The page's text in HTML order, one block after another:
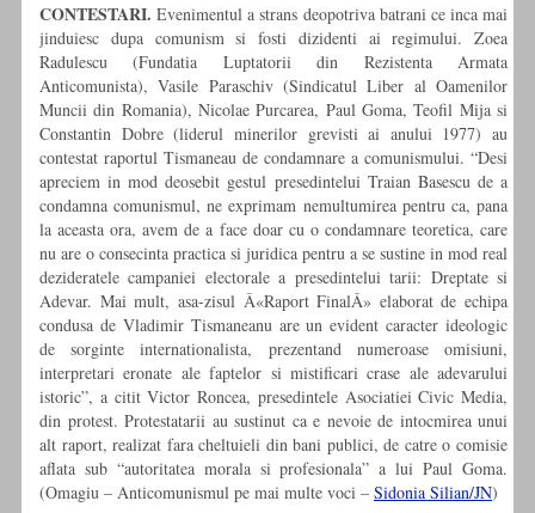
CONTESTARI.Evenimentul a strans deopotriva batrani ce inca mai
jinduiesc dupa comunism si fosti dizidenti ai regimului. Zoea
Radulescu (Fundatia Luptatorii din Rezistenta Armata
Anticomunista), Vasile Paraschiv (Sindicatul Liber al Oamenilor
Muncii din Romania), Nicolae Purcarea, Paul Goma, Teofil Mija si
Constantin Dobre (liderul minerilor grevisti ai anului 1977) au
contestat raportul Tismaneau de condamnare a comunismului. “Desi
apreciem in mod deosebit gestul presedintelui Traian Basescu de a
condamna comunismul, ne exprimam nemultumirea pentru ca, pana
la aceasta ora, avem de a face doar cu o condamnare teoretica, care
nu are o consecinta practica si juridica pentru a se sustine in mod real
dezideratele campaniei electorale a presedintelui tarii: Dreptate si
Adevar. Mai mult, asa-zisul Â«Raport FinalÂ» elaborat de echipa
condusa de Vladimir Tismaneanu are un evident caracter ideologic
de sorginte internationalista, prezentand numeroase omisiuni,
interpretari eronate ale faptelor si mistificari crase ale adevarului
istoric”, a citit Victor Roncea, presedintele Asociatiei Civic Media,
din protest. Protestatarii au sustinut ca e nevoie de intocmirea unui
alt raport, realizat fara cheltuieli din bani publici, de catre o comisie
aflata sub “autoritatea morala si profesionala” a lui Paul Goma.
(Omagiu – Anticomunismul pe mai multe voci – Sidonia Silian/JN)